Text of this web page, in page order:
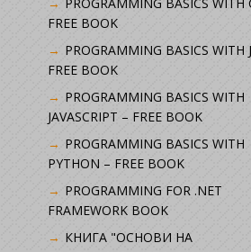
FREE BOOK
PROGRAMMING BASICS WITH
FREE BOOK
PROGRAMMING BASICS WITH
JAVASCRIPT – FREE BOOK
PROGRAMMING BASICS WITH
PYTHON – FREE BOOK
PROGRAMMING FOR .NET
FRAMEWORK BOOK
КНИГА "ОСНОВИ НА